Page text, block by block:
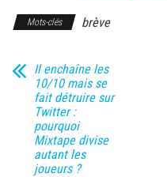
Mots-clés brève
Il enchaîne les
10/10 mais se
fait détruire sur
Twitter :
pourquoi
Mixtape divise
autant les
joueurs ?